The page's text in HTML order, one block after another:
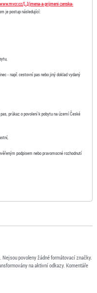
[…]/jmena-a-prijmeni-zenska-
je postup následující:
- např. cestovní pas nebo jiný doklad vydaný
průkaz o povolení k pobytu na území České
podpisem nebo pravomocné rozhodnutí
povoleny žádné formátovací značky.
na aktivní odkazy. Komentáře